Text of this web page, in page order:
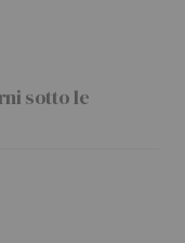
sotto le